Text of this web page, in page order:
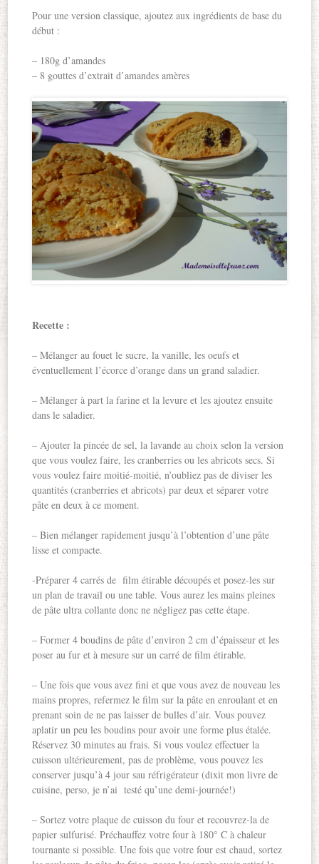
Pour une version classique, ajoutez aux ingrédients de base du
début :
– 180g d’amandes
– 8 gouttes d’extrait d’amandes amères
Recette :
– Mélanger au fouet le sucre, la vanille, les oeufs et
éventuellement l’écorce d’orange dans un grand saladier.
– Mélanger à part la farine et la levure et les ajoutez ensuite
dans le saladier.
– Ajouter la pincée de sel, la lavande au choix selon la version
que vous voulez faire, les cranberries ou les abricots secs. Si
vous voulez faire moitié-moitié, n’oubliez pas de diviser les
quantités (cranberries et abricots) par deux et séparer votre
pâte en deux à ce moment.
– Bien mélanger rapidement jusqu’à l’obtention d’une pâte
lisse et compacte.
-Préparer 4 carrés de film étirable découpés et posez-les sur
un plan de travail ou une table. Vous aurez les mains pleines
de pâte ultra collante donc ne négligez pas cette étape.
– Former 4 boudins de pâte d’environ 2 cm d’épaisseur et les
poser au fur et à mesure sur un carré de film étirable.
– Une fois que vous avez fini et que vous avez de nouveau les
mains propres, refermez le film sur la pâte en enroulant et en
prenant soin de ne pas laisser de bulles d’air. Vous pouvez
aplatir un peu les boudins pour avoir une forme plus étalée.
Réservez 30 minutes au frais. Si vous voulez effectuer la
cuisson ultérieurement, pas de problème, vous pouvez les
conserver jusqu’à 4 jour sau réfrigérateur (dixit mon livre de
cuisine, perso, je n’ai testé qu’une demi-journée!)
– Sortez votre plaque de cuisson du four et recouvrez-la de
papier sulfurisé. Préchauffez votre four à 180° C à chaleur
tournante si possible. Une fois que votre four est chaud, sortez